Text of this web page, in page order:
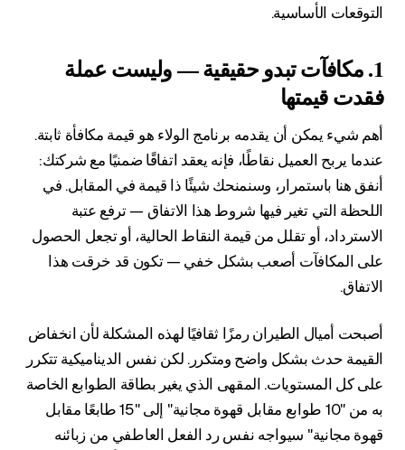
التوقعات الأساسية.
1. مكافآت تبدو حقيقية — وليست عملة
فقدت قيمتها
أهم شيء يمكن أن يقدمه برنامج الولاء هو قيمة مكافأة ثابتة.
عندما يربح العميل نقاطًا، فإنه يعقد اتفاقًا ضمنيًا مع شركتك:
أنفق هنا باستمرار، وسنمنحك شيئًا ذا قيمة في المقابل. في
اللحظة التي تغير فيها شروط هذا الاتفاق — ترفع عتبة
الاسترداد، أو تقلل من قيمة النقاط الحالية، أو تجعل الحصول
على المكافآت أصعب بشكل خفي — تكون قد خرقت هذا
الاتفاق.
أصبحت أميال الطيران رمزًا ثقافيًا لهذه المشكلة لأن انخفاض
القيمة حدث بشكل واضح ومتكرر. لكن نفس الديناميكية تتكرر
على كل المستويات. المقهى الذي يغير بطاقة الطوابع الخاصة
به من "10 طوابع مقابل قهوة مجانية" إلى "15 طابعًا مقابل
قهوة مجانية" سيواجه نفس رد الفعل العاطفي من زبائنه